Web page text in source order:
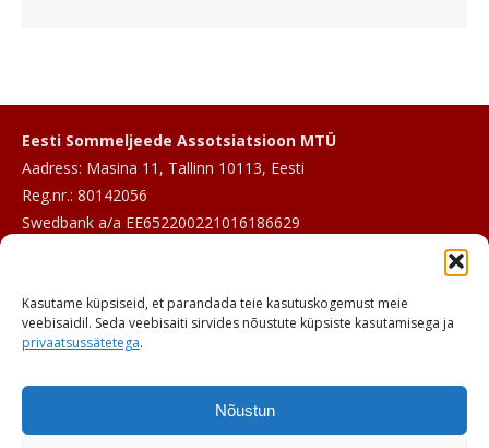
Kasutame küpsiseid, et parandada teie kasutuskogemust meie
veebisaidil. Seda veebisaiti sirvides nõustute küpsiste kasutamisega ja
privaatsussätetega.
Nõustun
Eesti Sommeljeede Assotsiatsioon MTÜ
Aadress: Masina 11, Tallinn 10113, Eesti
Reg.nr.: 80142056
Swedbank a/a EE652200221016186629
Telefon: +372 601 2017